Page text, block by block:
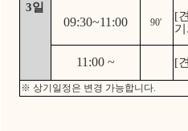
3일
09:30~11:00 90′
[
11:00 ~ [
※ 상기일정은 변경 가능합니다.